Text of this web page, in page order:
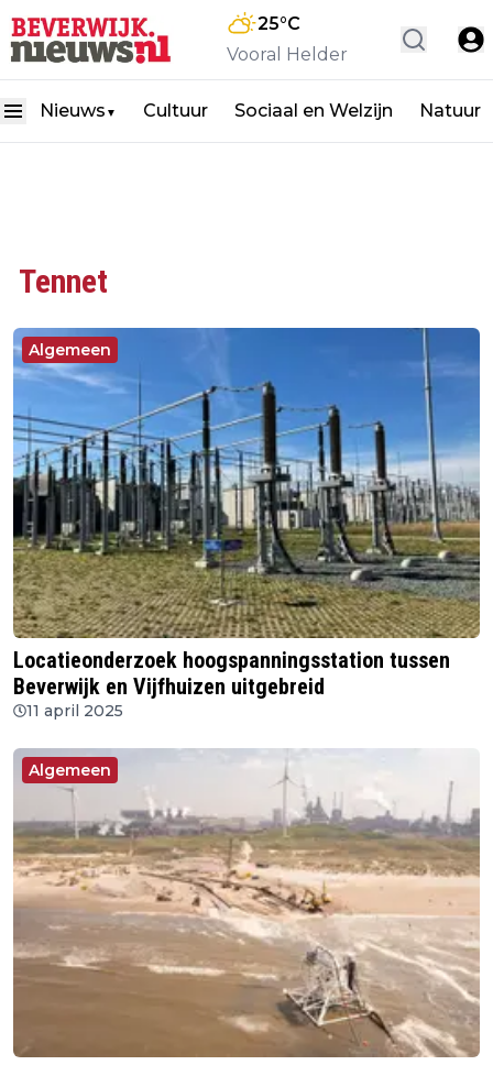
25°C
Vooral Helder
Nieuws ▼ Cultuur Sociaal en Welzijn Natuur
Tennet
Algemeen
Locatieonderzoek hoogspanningsstation tussen
Beverwijk en Vijfhuizen uitgebreid
11 april 2025
Algemeen